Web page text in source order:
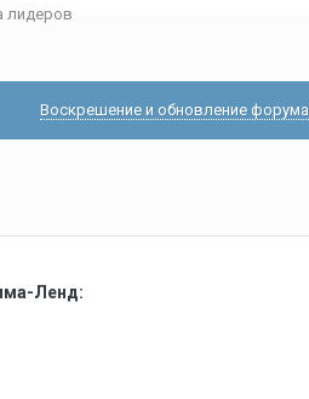
лидеров
Воскрешение и обновление форума
Ленд: